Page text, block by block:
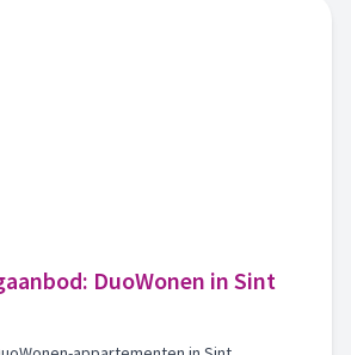
DuoWonen in Sint